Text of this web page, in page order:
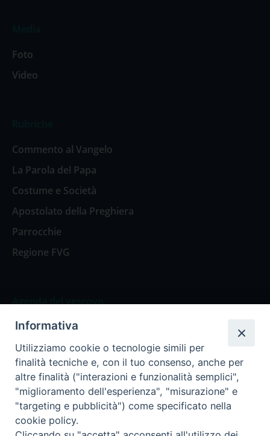
Foto
Video
Commento al Vangelo
La Parola del Papa
Costume e Società
Apostolato della Preghiera
Parrocchie
Regione FVG
Agenda del vescovo
Agenda del vescovo
Privacy Policy Trasparenza
Informativa
Utilizziamo cookie o tecnologie simili per
finalità tecniche e, con il tuo consenso, anche per
altre finalità ("interazioni e funzionalità semplici",
"miglioramento dell'esperienza", "misurazione" e
"targeting e pubblicità") come specificato nella
cookie policy.